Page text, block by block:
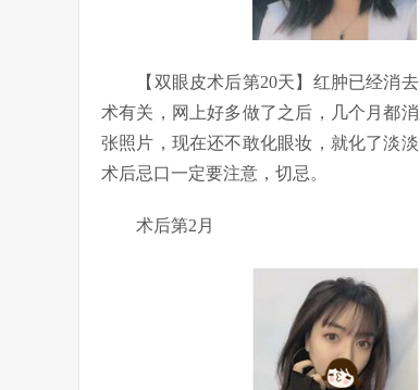
【双眼皮术后第20天】红肿已经消去
术有关，网上好多做了之后，几个月都
张照片，现在还不敢化眼妆，就化了淡
术后忌口一定要注意，切忌。
术后第2月